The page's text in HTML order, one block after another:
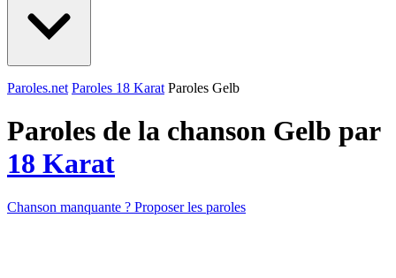
Paroles.net Paroles 18 Karat Paroles Gelb
Paroles de la chanson Gelb par
18 Karat
Chanson manquante ? Proposer les paroles